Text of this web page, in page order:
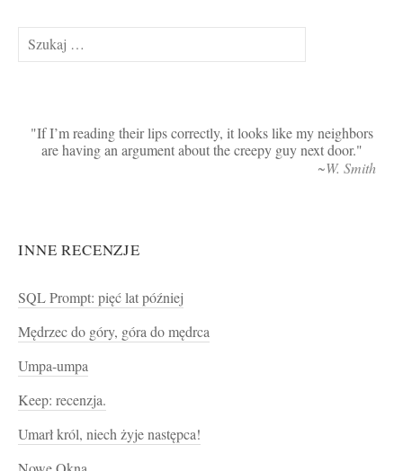
Szukaj:
If I’m reading their lips correctly, it looks like my neighbors
are having an argument about the creepy guy next door.
~W. Smith
INNE RECENZJE
SQL Prompt: pięć lat później
Mędrzec do góry, góra do mędrca
Umpa-umpa
Keep: recenzja.
Umarł król, niech żyje następca!